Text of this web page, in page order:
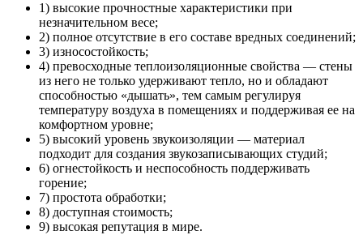
1) высокие прочностные характеристики при
незначительном весе;
2) полное отсутствие в его составе вредных соединений;
3) износостойкость;
4) превосходные теплоизоляционные свойства — стены
из него не только удерживают тепло, но и обладают
способностью «дышать», тем самым регулируя
температуру воздуха в помещениях и поддерживая ее на
комфортном уровне;
5) высокий уровень звукоизоляции — материал
подходит для создания звукозаписывающих студий;
6) огнестойкость и неспособность поддерживать
горение;
7) простота обработки;
8) доступная стоимость;
9) высокая репутация в мире.